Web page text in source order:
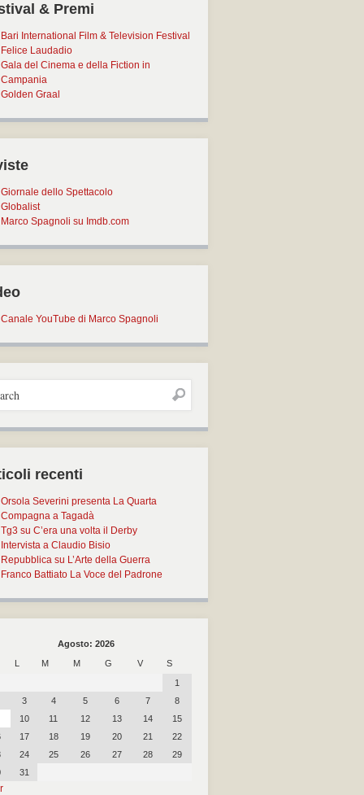
& Premi
Bari International Film & Television Festival
Felice Laudadio
Gala del Cinema e della Fiction in
Campania
Golden Graal
Giornale dello Spettacolo
Globalist
Marco Spagnoli su Imdb.com
Canale YouTube di Marco Spagnoli
recenti
Orsola Severini presenta La Quarta
Compagna a Tagadà
Tg3 su C’era una volta il Derby
Intervista a Claudio Bisio
Repubblica su L’Arte della Guerra
Franco Battiato La Voce del Padrone
Agosto: 2026
L M M G V
S
1
3 4 5 6 7
8
10 11 12 13 14
15
17 18 19 20 21
22
24 25 26 27 28
29
31